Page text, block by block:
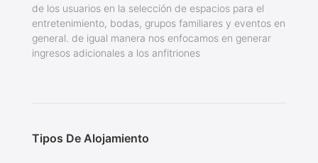
de los usuarios en la selección de espacios para el
entretenimiento, bodas, grupos familiares y eventos en
general. de igual manera nos enfocamos en generar
ingresos adicionales a los anfitriones
Tipos De Alojamiento